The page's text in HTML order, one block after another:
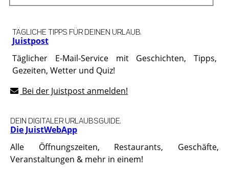
Juistpost
TÄGLICHE TIPPS FÜR DEINEN URLAUB.
Täglicher E-Mail-Service mit Geschichten, Tipps,
Gezeiten, Wetter und Quiz!
Bei der Juistpost anmelden!
Die JuistWebApp
DEIN DIGITALER URLAUBSGUIDE.
Alle Öffnungszeiten, Restaurants, Geschäfte,
Veranstaltungen & mehr in einem!